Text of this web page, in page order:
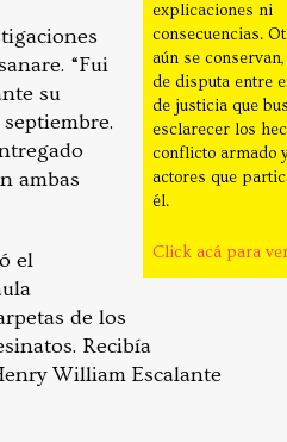
explicaciones ni
consecuencias.
aún se
de disputa entre
de justicia que
esclarecer los
conflicto armado
actores que
él.
Click acá para
“Fui
su
ambas
el
de los
Recibía
William Escalante